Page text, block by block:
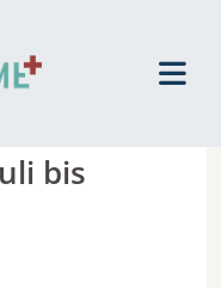
bis